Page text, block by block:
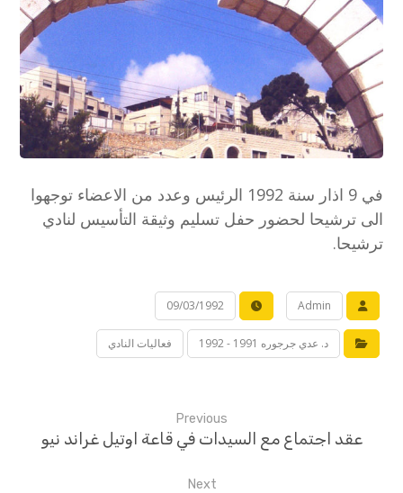
في 9 اذار سنة 1992 الرئيس وعدد من الاعضاء توجهوا
الى ترشيحا لحضور حفل تسليم وثيقة التأسيس لنادي
ترشيحا.
Admin
09/03/1992
د. عدي جرجوره 1991 - 1992 فعاليات النادي
Previous
عقد اجتماع مع السيدات في قاعة اوتيل غراند نيو
Next